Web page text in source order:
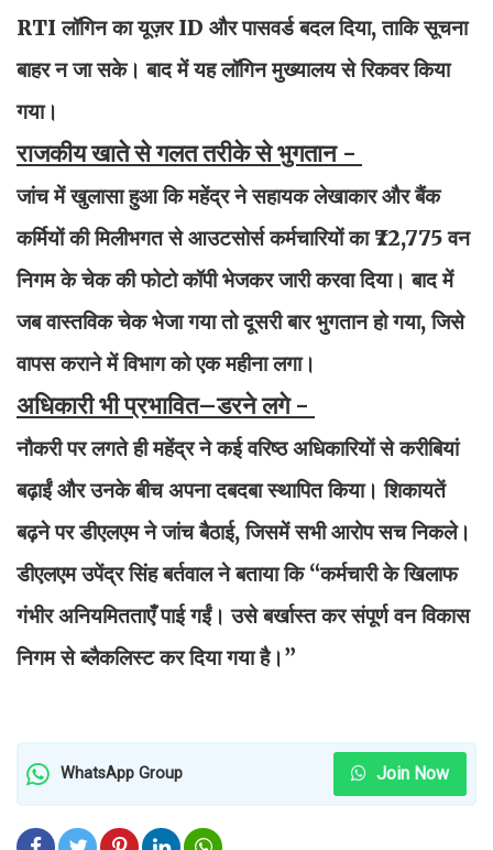
RTI लॉगिन का यूज़र ID और पासवर्ड बदल दिया, ताकि सूचना
बाहर न जा सके। बाद में यह लॉगिन मुख्यालय से रिकवर किया
गया।
राजकीय खाते से गलत तरीके से भुगतान -
जांच में खुलासा हुआ कि महेंद्र ने सहायक लेखाकार और बैंक
कर्मियों की मिलीभगत से आउटसोर्स कर्मचारियों का ₹72,775 वन
निगम के चेक की फोटो कॉपी भेजकर जारी करवा दिया। बाद में
जब वास्तविक चेक भेजा गया तो दूसरी बार भुगतान हो गया, जिसे
वापस कराने में विभाग को एक महीना लगा।
अधिकारी भी प्रभावित–डरने लगे -
नौकरी पर लगते ही महेंद्र ने कई वरिष्ठ अधिकारियों से करीबियां
बढ़ाईं और उनके बीच अपना दबदबा स्थापित किया। शिकायतें
बढ़ने पर डीएलएम ने जांच बैठाई, जिसमें सभी आरोप सच निकले।
डीएलएम उपेंद्र सिंह बर्तवाल ने बताया कि “कर्मचारी के खिलाफ
गंभीर अनियमितताएँ पाई गईं। उसे बर्खास्त कर संपूर्ण वन विकास
निगम से ब्लैकलिस्ट कर दिया गया है।”
WhatsApp Group Join Now